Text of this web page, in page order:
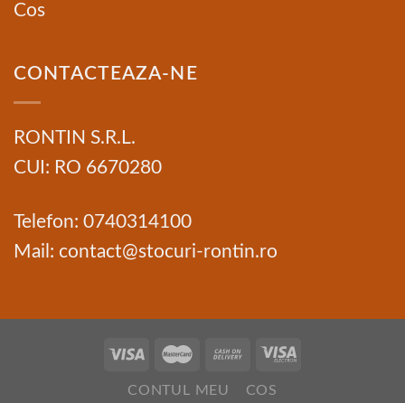
Cos
CONTACTEAZA-NE
RONTIN S.R.L.
CUI: RO 6670280
Telefon: 0740314100
Mail: contact@stocuri-rontin.ro
CONTUL MEU COS